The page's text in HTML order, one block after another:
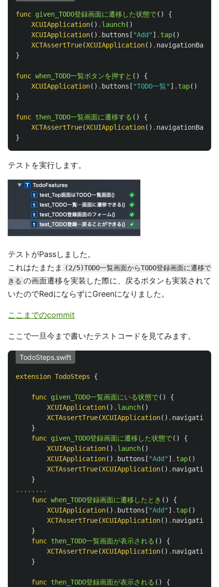
func given_TODO登録画面に遷移した状態で()
{
XCUIApplication() . launch()
XCUIApplication() . buttons [ "Add" ] . tap()
XCTAssertTrue(XCUIApplication() . navigationBars
}
func when_TODO一覧ボタンを押すと ()
{
XCUIApplication() . buttons [ "TODO一覧" ] . tap()
}
func then_TODO一覧画面に遷移する ()
{
XCTAssertTrue(XCUIApplication() . navigationBars
}
テストを実行します。
テストがPassしました。
これはたまたま
(2/5)TODO一覧画面からTODO登録画面に遷移で
きる の画面遷移を実装した際に、戻るボタンも実装されて
いたのでRedにならずにGreenになりました。
ここまでのcommit
ここで一旦今まで書いたテストコードを見てみます。
TodoSteps.swift
extension TodoSteps {
func given_TODO一覧画面にいる状態で()
{
XCUIApplication() . launch()
XCTAssertTrue(XCUIApplication() .
}
func given_TODO登録画面に遷移した状態で()
{
XCUIApplication() . launch()
XCUIApplication() . buttons [ "Add" ] . tap()
XCTAssertTrue(XCUIApplication() .
}
........
func when_TODO登録画面に遷移したとき ()
{
XCUIApplication() . buttons [ "Add" ] . tap()
XCTAssertTrue(XCUIApplication() .
}
func then_TODO一覧画面が表示される ()
{
XCTAssertTrue(XCUIApplication() .
}
func then_TODO登録画面が表示される ()
{